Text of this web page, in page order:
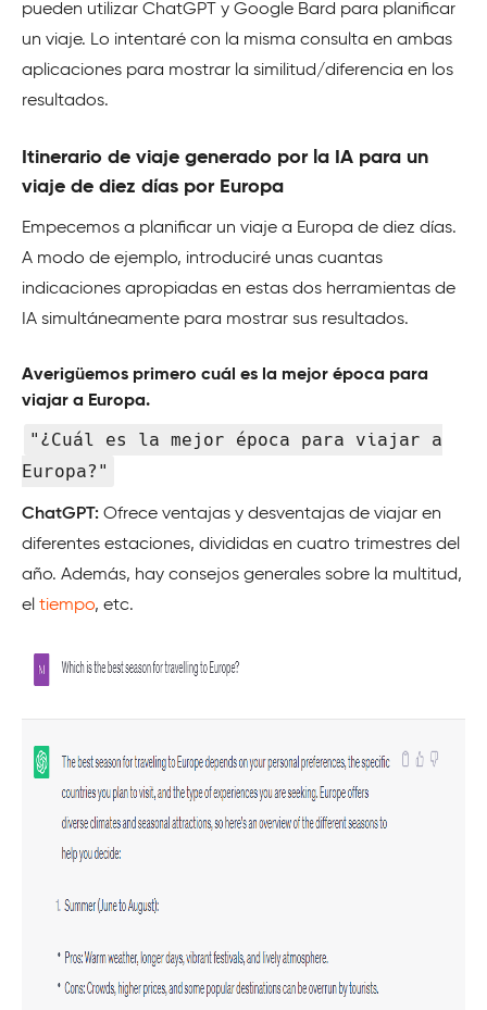
pueden utilizar ChatGPT y Google Bard para planificar
un viaje. Lo intentaré con la misma consulta en ambas
aplicaciones para mostrar la similitud/diferencia en los
resultados.
Itinerario de viaje generado por la IA para un
viaje de diez días por Europa
Empecemos a planificar un viaje a Europa de diez días.
A modo de ejemplo, introduciré unas cuantas
indicaciones apropiadas en estas dos herramientas de
IA simultáneamente para mostrar sus resultados.
Averigüemos primero cuál es la mejor época para
viajar a Europa.
"¿Cuál es la mejor época para viajar a
Europa?"
ChatGPT: Ofrece ventajas y desventajas de viajar en
diferentes estaciones, divididas en cuatro trimestres del
año. Además, hay consejos generales sobre la multitud,
el tiempo, etc.